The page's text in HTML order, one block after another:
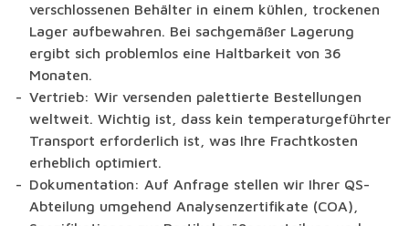
verschlossenen Behälter in einem kühlen, trockenen
Lager aufbewahren. Bei sachgemäßer Lagerung
ergibt sich problemlos eine Haltbarkeit von 36
Monaten.
Vertrieb: Wir versenden palettierte Bestellungen
weltweit. Wichtig ist, dass kein temperaturgeführter
Transport erforderlich ist, was Ihre Frachtkosten
erheblich optimiert.
Dokumentation: Auf Anfrage stellen wir Ihrer QS-
Abteilung umgehend Analysenzertifikate (COA),